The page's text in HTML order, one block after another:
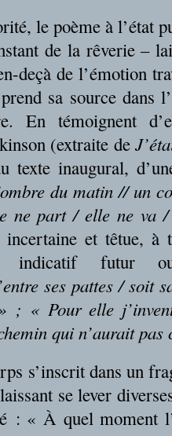
le poème à l’état
de la rêverie –
deçà de l’émotion
sa source dans
En témoignent
(extraite de
texte inaugural,
du matin // un
ne part / elle ne va
incertaine et têtue, à
indicatif futur
ses pattes / soit
; « Pour elle
qui n’aurait pas
s’inscrit dans un
se lever
: « À quel moment